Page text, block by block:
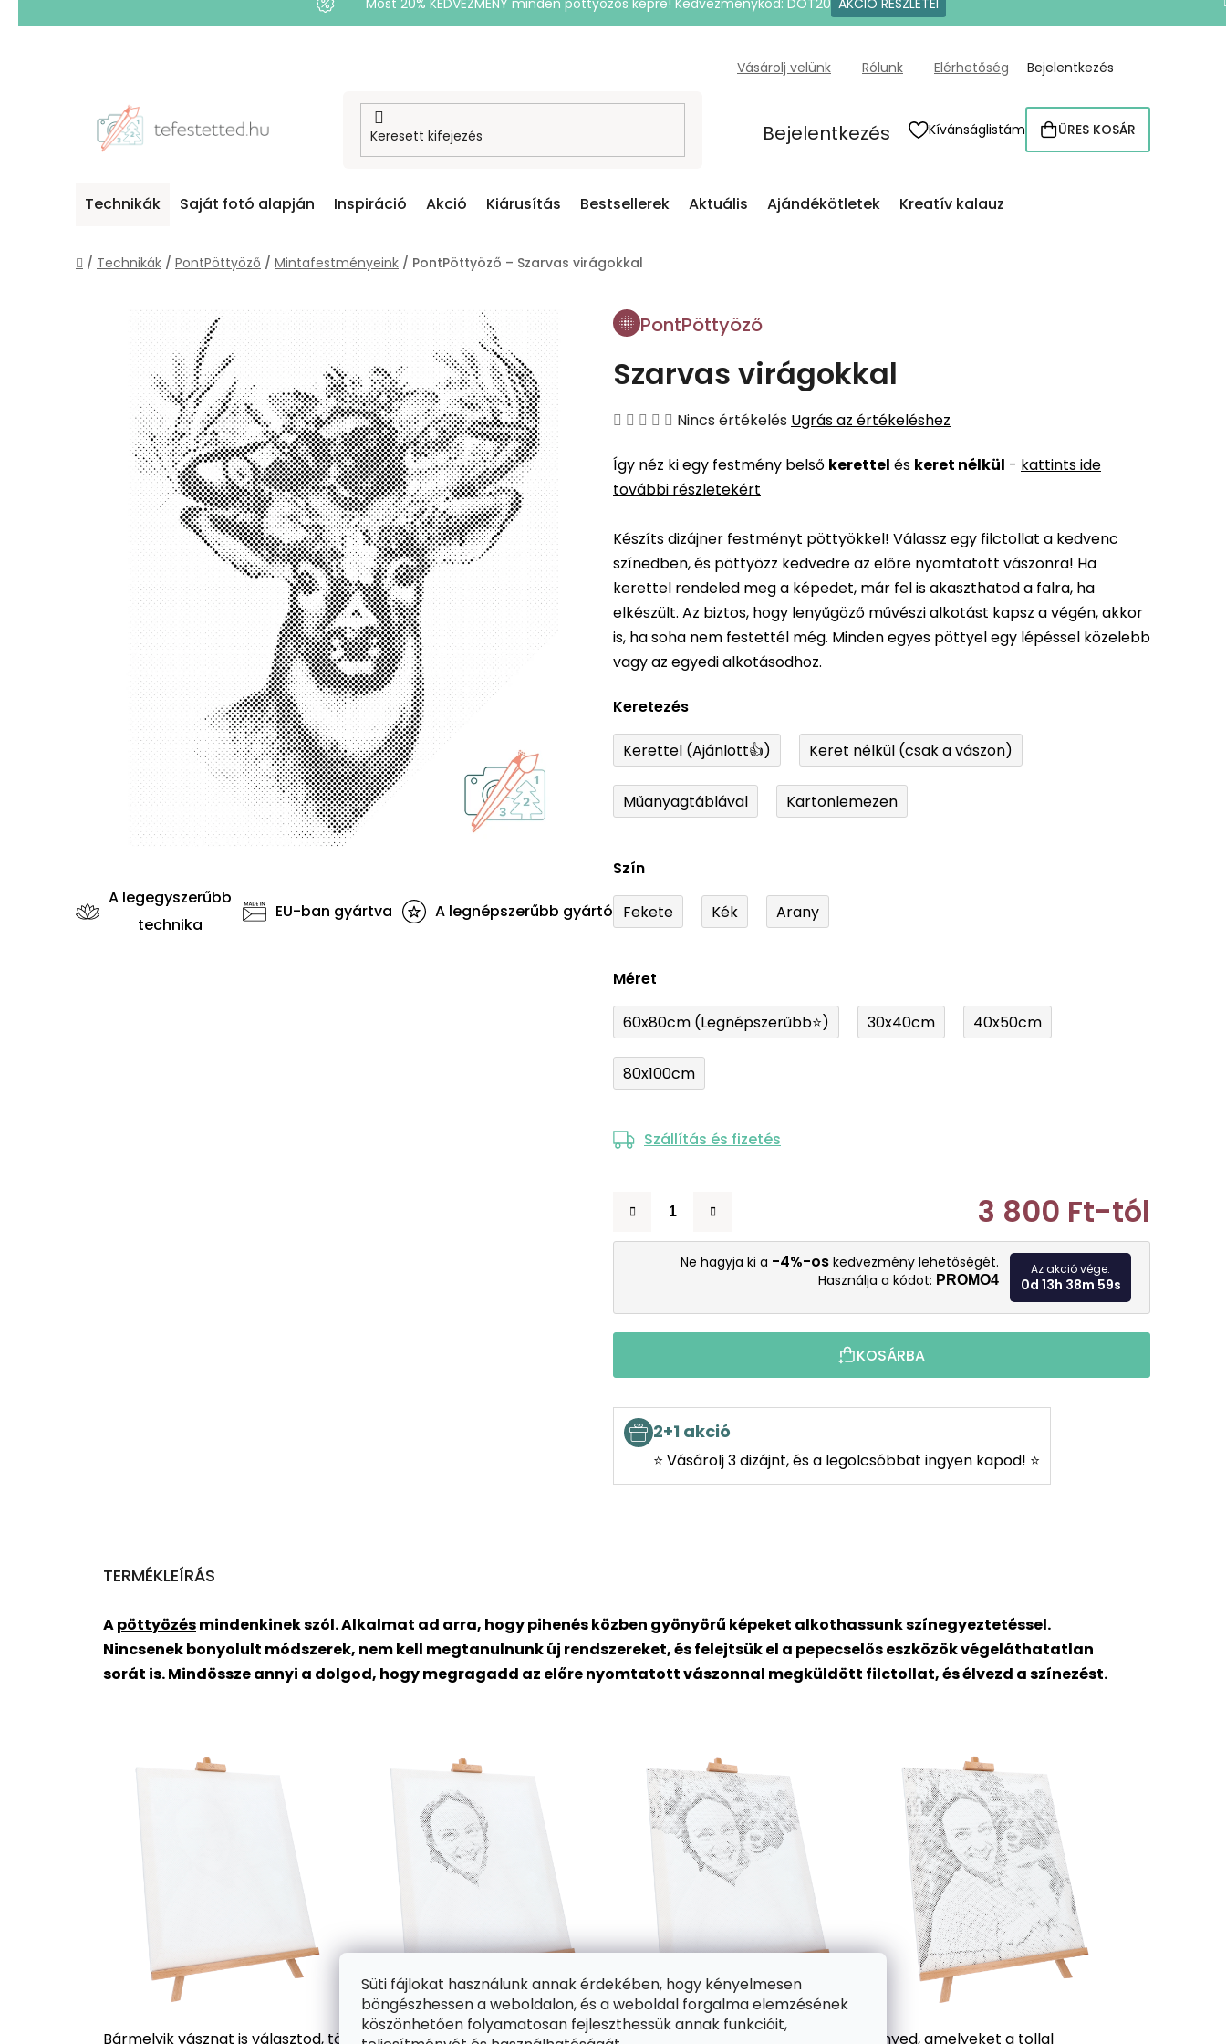
Süti fájlokat használunk annak érdekében, hogy kényelmesen
böngészhessen a weboldalon, és a weboldal forgalma elemzésének
köszönhetően folyamatosan fejleszthessük annak funkcióit,
Most 20% KEDVEZMÉNY minden pöttyözős képre! Kedvezménykód: DOT20 AKCIÓ RÉSZLETEI
Vásárolj velünk Rólunk Elérhetőség Bejelentkezés
Bejelentkezés Kívánságlistám KOSÁR
ÜRES KOSÁR
Technikák Saját fotó alapján Inspiráció Akció Kiárusítás Bestsellerek Aktuális Ajándékötletek Kreatív kalauz
Kezdőlap
/ Technikák / PontPöttyöző / Mintafestményeink / PontPöttyöző – Szarvas virágokkal
PontPöttyöző
Szarvas virágokkal
A
átlagos
értékelése
ből
0,0
csillag.
Nincs értékelés Ugrás az értékeléshez
Így néz ki egy festmény belső kerettel és keret nélkül - kattints ide
további részletekért
Készíts dizájner festményt pöttyökkel! Válassz egy filctollat a kedvenc
színedben, és pöttyözz kedvedre az előre nyomtatott vászonra! Ha
kerettel rendeled meg a képedet, már fel is akaszthatod a falra, ha
elkészült. Az biztos, hogy lenyűgöző művészi alkotást kapsz a végén, akkor
is, ha soha nem festettél még. Minden egyes pöttyel egy lépéssel közelebb
vagy az egyedi alkotásodhoz.
Keretezés
Kerettel (Ajánlott👍) Keret nélkül (csak a vászon)
Műanyagtáblával Kartonlemezen
Szín
Fekete Kék Arany
Méret
60x80cm (Legnépszerűbb⭐) 30x40cm 40x50cm
80x100cm
Szállítás és fizetés
3 800 Ft-tól
Egységár:
Ne hagyja ki a -4%-os kedvezmény lehetőségét.
Használja a kódot: PROMO4
Az akció vége:
0d 13h 38m 58s
KOSÁRBA
2+1 akció
⭐ Vásárolj 3 dizájnt, és a legolcsóbbat ingyen kapod! ⭐
A legegyszerűbb
technika
EU-ban gyártva A legnépszerűbb gyártó
TERMÉKLEÍRÁS
Apöttyözésmindenkinek szól. Alkalmat ad arra, hogy pihenés közben gyönyörű képeket alkothassunk színegyeztetéssel.
Nincsenek bonyolult módszerek, nem kell megtanulnunk új rendszereket, és felejtsük el a pepecselős eszközök végeláthatatlan
sorát is. Mindössze annyi a dolgod, hogy megragadd az előre nyomtatott vászonnal megküldött filctollat, és élvezd a színezést.
Bármelyik vásznat is választod, több száz különböző méretű, előre nyomtatott kört fog tartalmazni a festményed, amelyeket a tollal